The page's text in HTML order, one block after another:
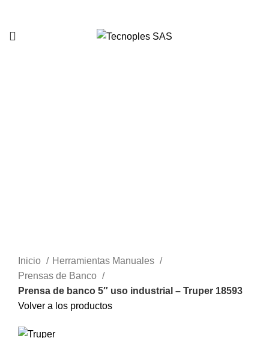
Inicio
Herramientas Manuales
Prensas de Banco
Prensa de banco 5″ uso industrial – Truper 18593
Volver a los productos